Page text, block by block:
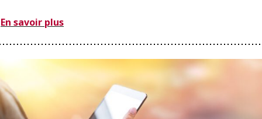
En savoir plus